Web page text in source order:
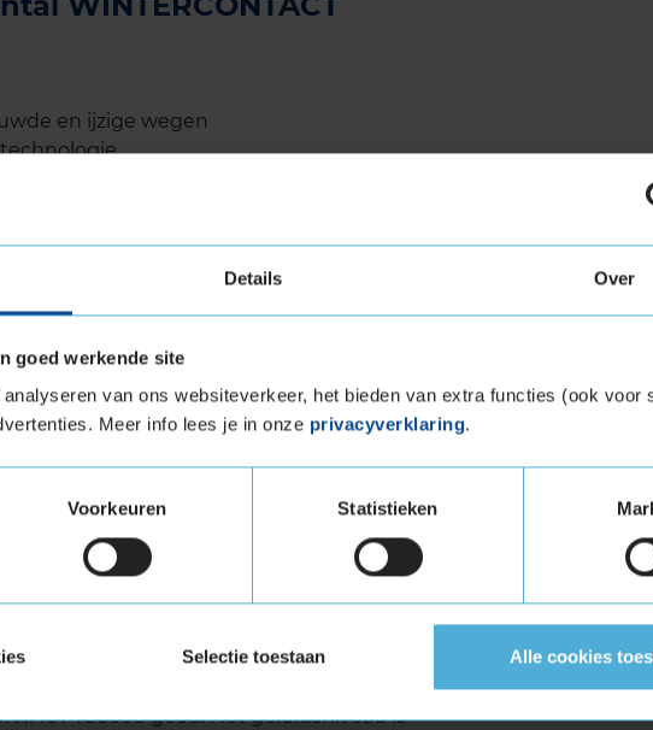
Details Over
goed werkende site
van ons websiteverkeer, het bieden van extra functies (ook voor
Meer info lees je in onze privacyverklaring.
Voorkeuren Statistieken
Selectie toestaan Alle cookies
en ijzige wegen
speciale lamellenstructuur
rolweerstand
diverse sportwagens
levensduur
TS860S is indrukwekkend
bestand is tegen slijtage, zelfs bij intensief
heeft ook aandacht besteed aan
wat bijdraagt aan een langere
kan deze band meerdere seizoenen
waarin je rijdt.
geluid
TS860S goed. Het geluidsniveau is